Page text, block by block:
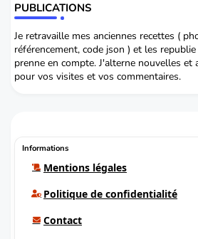
PUBLICATIONS
Je retravaille mes anciennes recettes (
référencement, code json ) et les
prenne en compte. J'alterne nouvelles et
pour vos visites et vos commentaires.
Informations
Mentions légales
Politique de confidentialité
Contact